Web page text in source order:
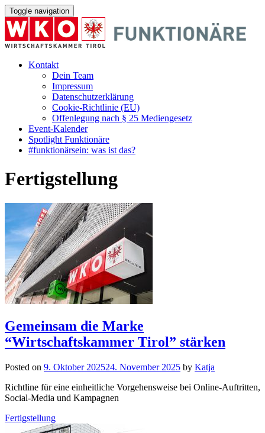
Toggle navigation
Kontakt
Dein Team
Impressum
Datenschutzerklärung
Cookie-Richtlinie (EU)
Offenlegung nach § 25 Mediengesetz
Event-Kalender
Spotlight Funktionäre
#funktionärsein: was ist das?
Fertigstellung
Gemeinsam die Marke
“Wirtschaftskammer Tirol” stärken
Posted on 9. Oktober 202524. November 2025 by Katja
Richtline für eine einheitliche Vorgehensweise bei Online-Auftritten,
Social-Media und Kampagnen
Fertigstellung